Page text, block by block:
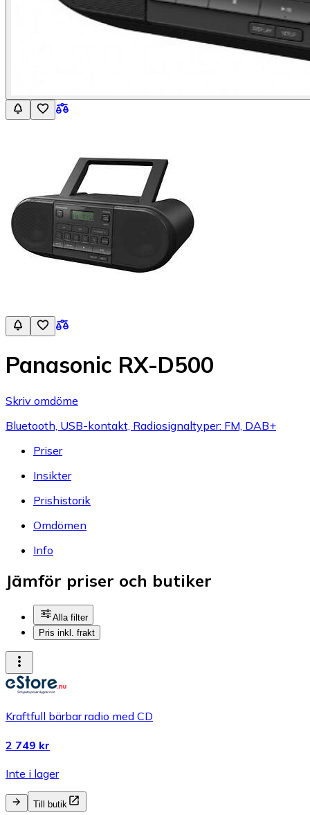
Panasonic RX-D500
Skriv omdöme
Bluetooth, USB-kontakt, Radiosignaltyper: FM, DAB+
Priser
Insikter
Prishistorik
Omdömen
Info
Jämför priser och butiker
Alla filter
Pris inkl. frakt
Kraftfull bärbar radio med CD
2 749 kr
Inte i lager
Till butik